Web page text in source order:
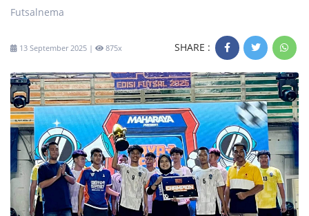
Futsalnema
13 September 2025 | 875x SHARE :